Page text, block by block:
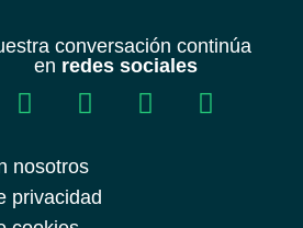
conversación continúa
en redes sociales
nosotros
privacidad